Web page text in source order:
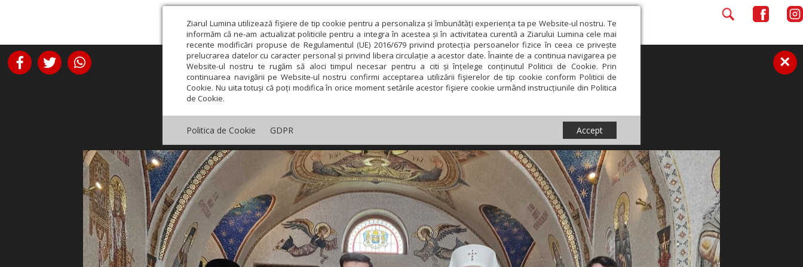
Ziarul Lumina utilizează fişiere de tip cookie pentru a personaliza și îmbunătăți experiența ta pe Website-ul nostru. Te
informăm că ne-am actualizat politicile pentru a integra în acestea și în activitatea curentă a Ziarului Lumina cele mai
recente modificări propuse de Regulamentul (UE) 2016/679 privind protecția persoanelor fizice în ceea ce privește
prelucrarea datelor cu caracter personal și privind libera circulație a acestor date. Înainte de a continua navigarea pe
Website-ul nostru te rugăm să aloci timpul necesar pentru a citi și înțelege conținutul Politicii de Cookie. Prin
continuarea navigării pe Website-ul nostru confirmi acceptarea utilizării fişierelor de tip cookie conform Politicii de
Cookie. Nu uita totuși că poți modifica în orice moment setările acestor fişiere cookie urmând instrucțiunile din Politica
de Cookie.
Politica de Cookie GDPR Accept
×